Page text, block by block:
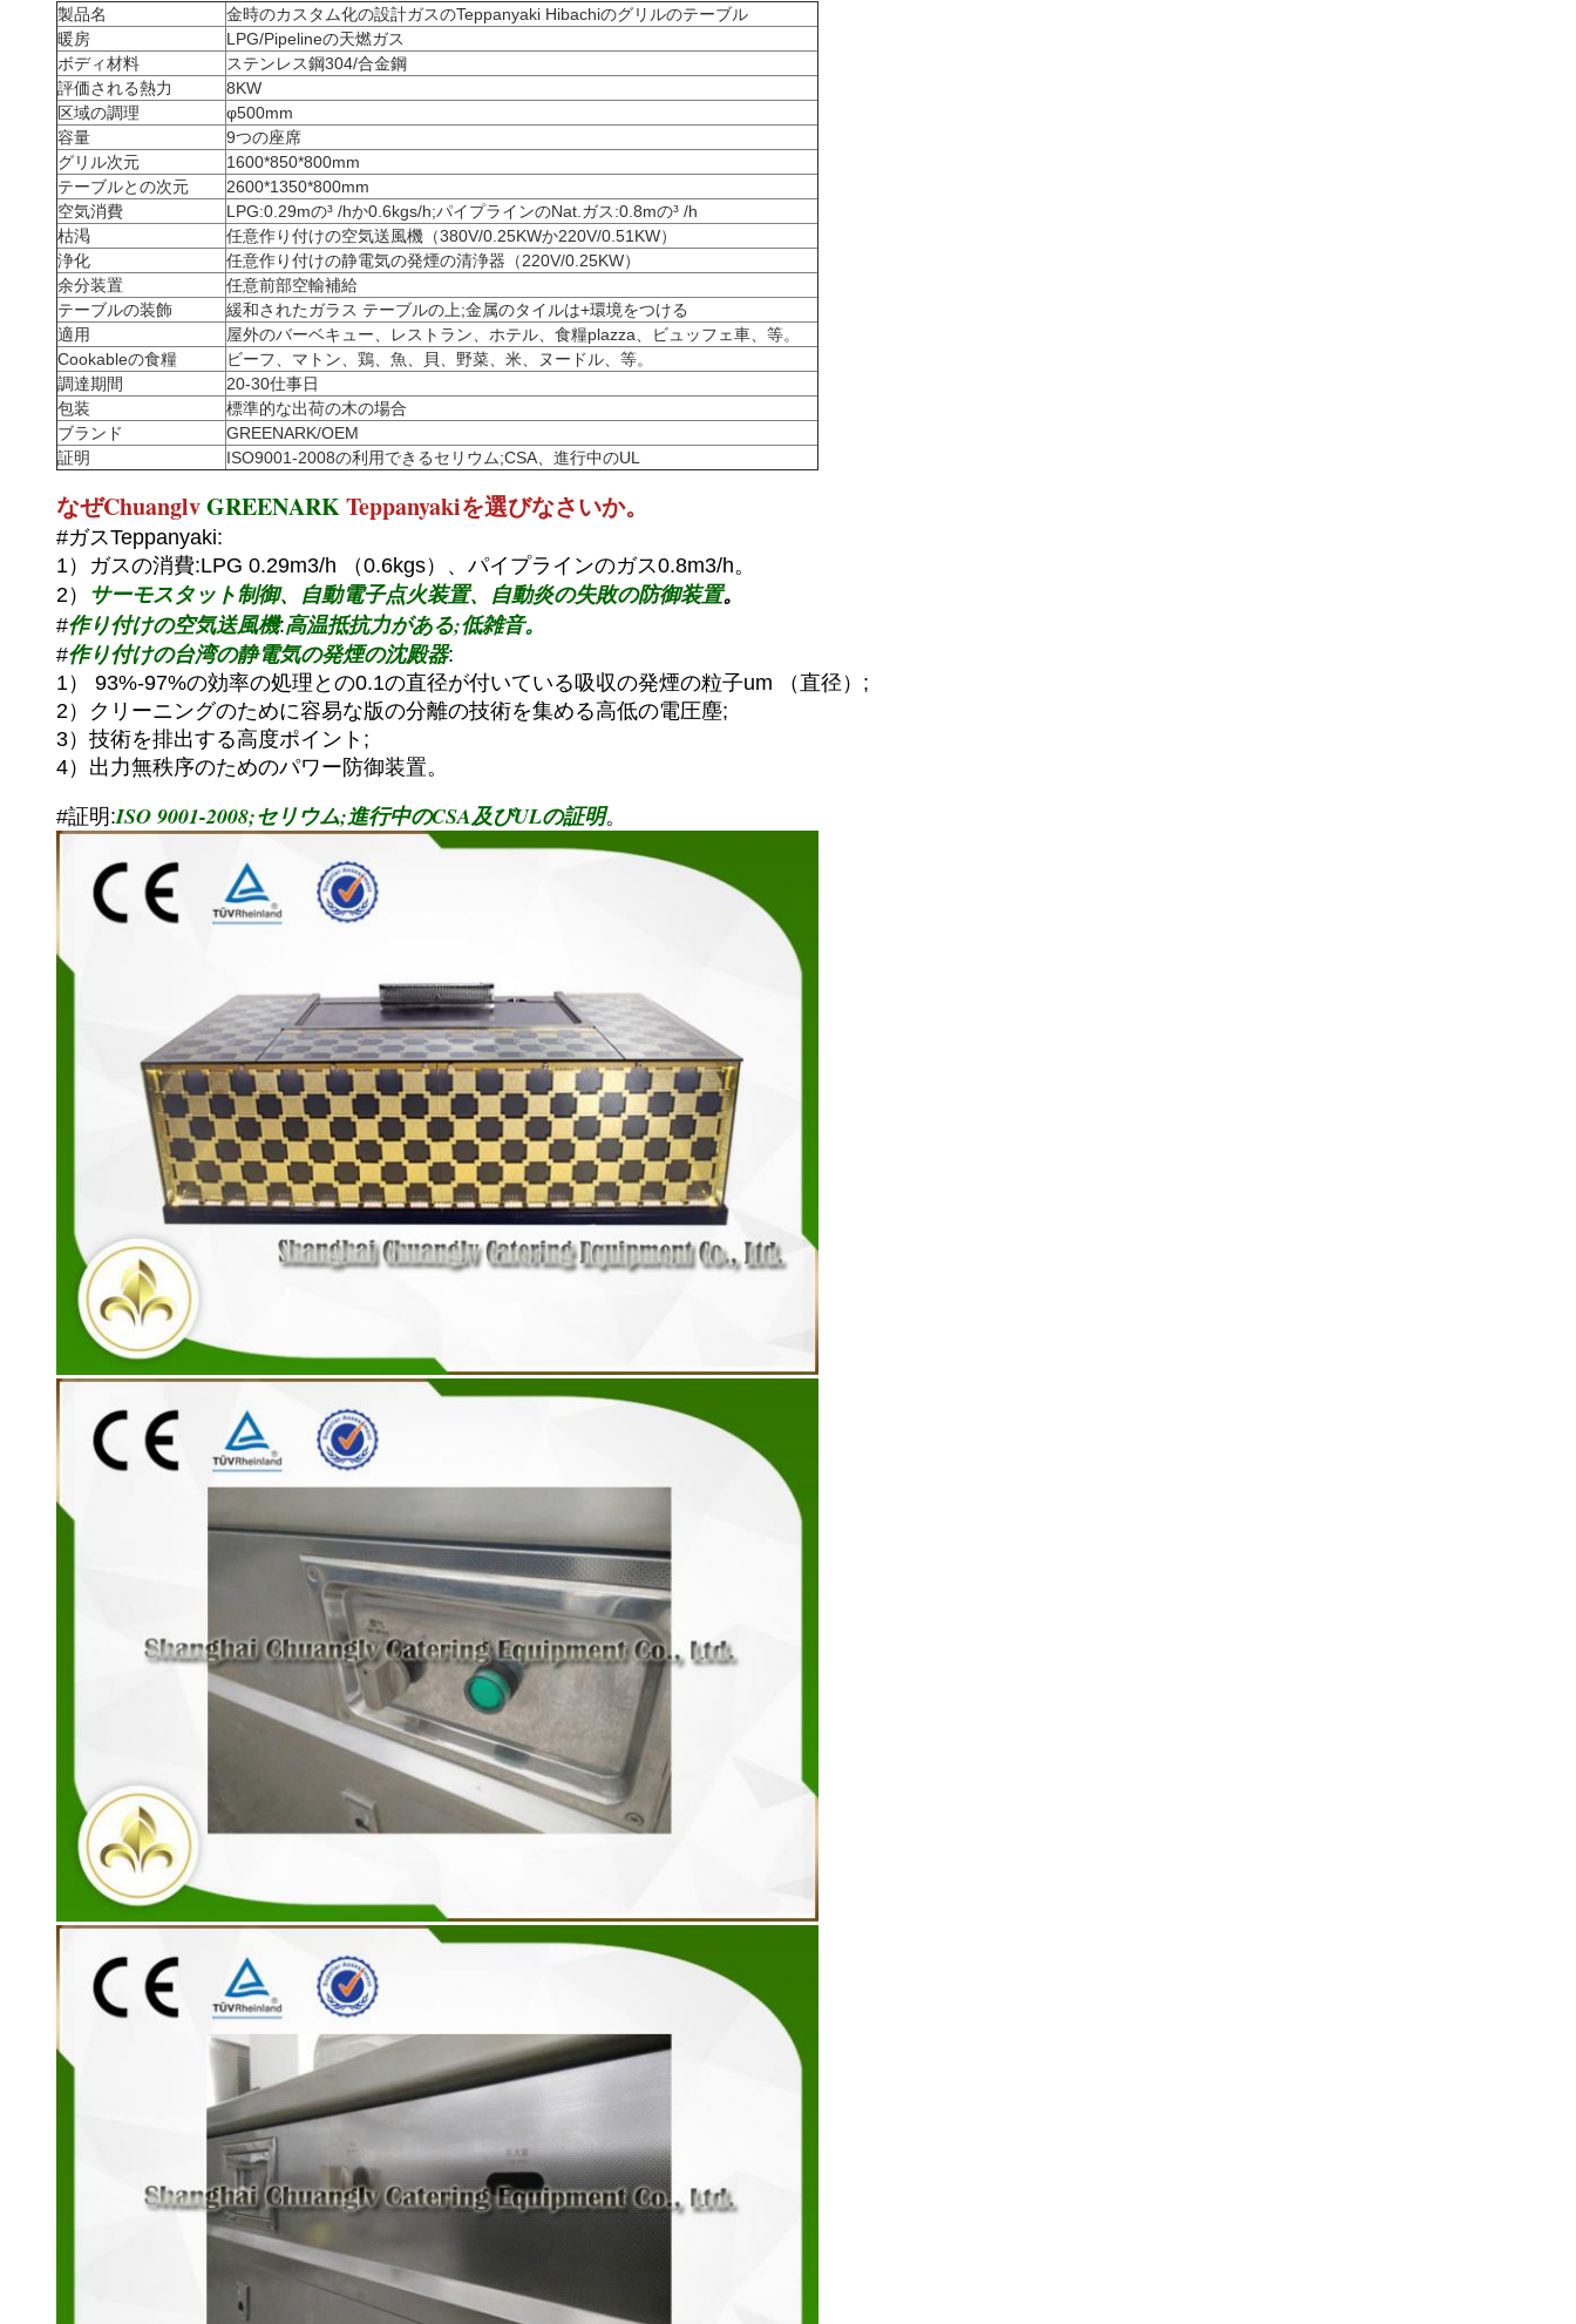
製品名
金時のカスタム化の設計ガスのTeppanyaki Hibachiのグリルのテーブル
暖房
LPG/Pipelineの天燃ガス
ボディ材料
ステンレス鋼304/合金鋼
評価される熱力
8KW
区域の調理
φ500mm
容量
9つの座席
グリル次元
1600*850*800mm
テーブルとの次元
2600*1350*800mm
空気消費
LPG:0.29mの³ /hか0.6kgs/h;パイプラインのNat.ガス:0.8mの³ /h
枯渇
任意作り付けの空気送風機（380V/0.25KWか220V/0.51KW）
浄化
任意作り付けの静電気の発煙の清浄器（220V/0.25KW）
余分装置
任意前部空輸補給
テーブルの装飾
緩和されたガラス テーブルの上;金属のタイルは+環境をつける
適用
屋外のバーベキュー、レストラン、ホテル、食糧plazza、ビュッフェ車、等。
Cookableの食糧
ビーフ、マトン、鶏、魚、貝、野菜、米、ヌードル、等。
調達期間
20-30仕事日
包装
標準的な出荷の木の場合
ブランド
GREENARK/OEM
証明
ISO9001-2008の利用できるセリウム;CSA、進行中のUL
なぜChuanglvGREENARKTeppanyakiを選びなさいか。
#ガスTeppanyaki:
1）ガスの消費:LPG 0.29m3/h （0.6kgs）、パイプラインのガス0.8m3/h。
2） サーモスタット制御、自動電子点火装置、自動炎の失敗の防御装置。
#作り付けの空気送風機:高温抵抗力がある;低雑音。
#作り付けの台湾の静電気の発煙の沈殿器:
1） 93%-97%の効率の処理との0.1の直径が付いている吸収の発煙の粒子um （直径）;
2）クリーニングのために容易な版の分離の技術を集める高低の電圧塵;
3）技術を排出する高度ポイント;
4）出力無秩序のためのパワー防御装置。
#証明:ISO 9001-2008;セリウム;進行中のCSA及びULの証明。